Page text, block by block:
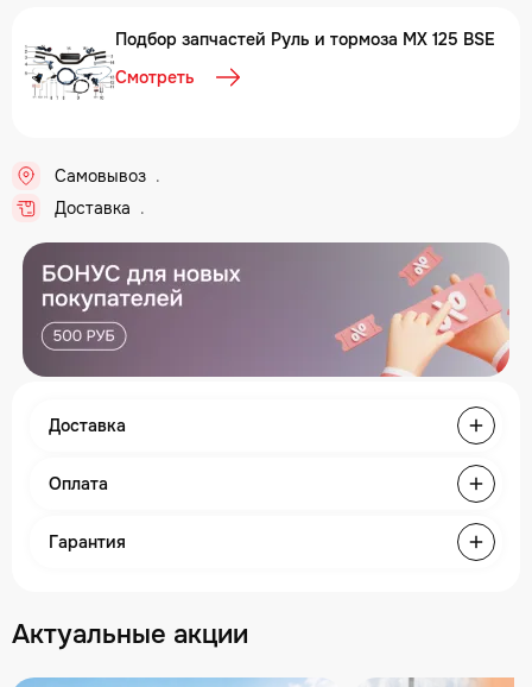
Самовывоз ..
Доставка ..
Подбор запчастей Руль и тормоза MX 125 BSE
Смотреть
Доставка
Оплата
Гарантия
Актуальные акции